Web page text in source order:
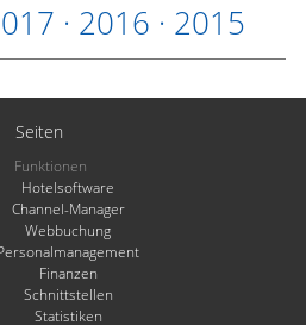
· 2016 · 2015
Seiten
Funktionen
Hotelsoftware
Channel-Manager
Webbuchung
Finanzen
Schnittstellen
Statistiken